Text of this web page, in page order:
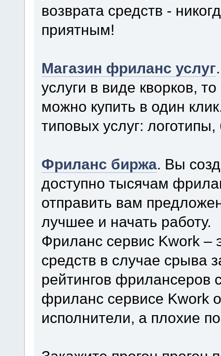
возврата средств -
приятным!
Магазин фриланс услуг
услуги в виде кворков,
можно купить в один
типовых услуг:
Фриланс биржа. Вы
доступно тысячам
отправить вам
лучшее и начать работу.
Фриланс сервис Kwork –
средств в случае срыва
рейтингов фрилансеров
фриланс сервисе Kwork
исполнители, а плохие